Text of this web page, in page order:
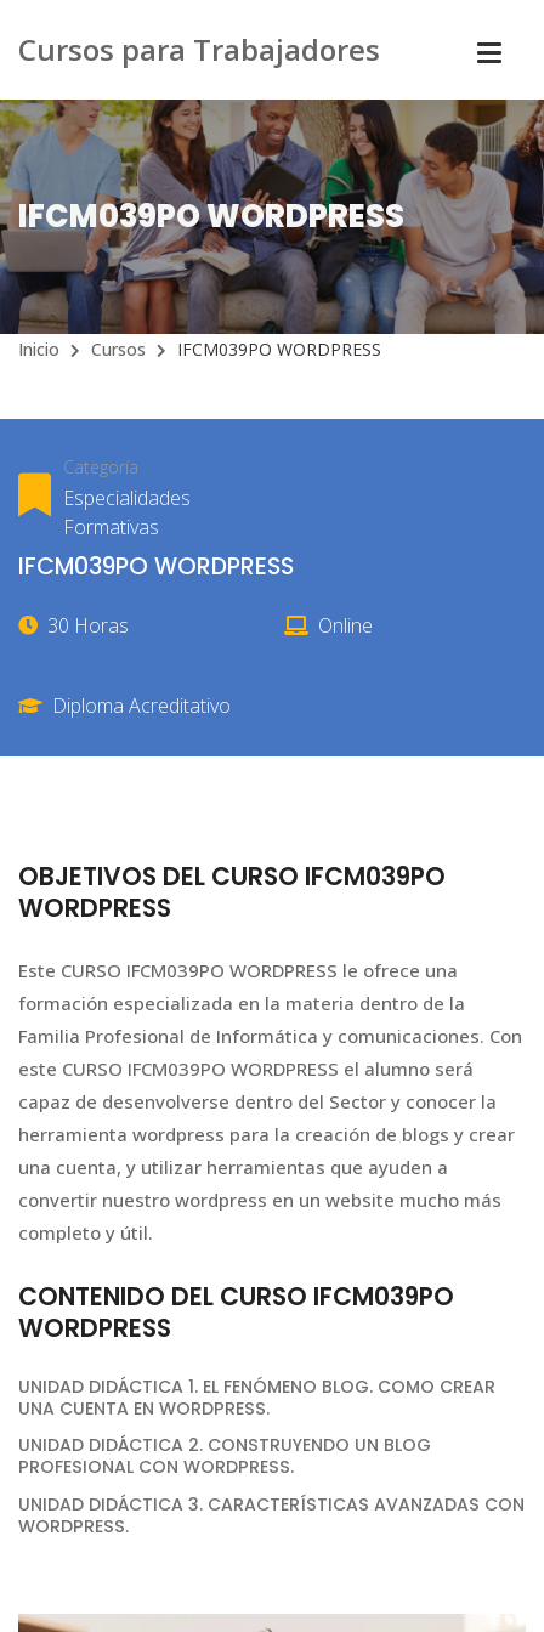
Cursos para Trabajadores
IFCM039PO WORDPRESS
Inicio Cursos IFCM039PO WORDPRESS
Categoría
Especialidades
Formativas
IFCM039PO WORDPRESS
30 Horas Online
Diploma Acreditativo
OBJETIVOS DEL CURSO IFCM039PO
WORDPRESS
Este CURSO IFCM039PO WORDPRESS le ofrece una
formación especializada en la materia dentro de la
Familia Profesional de Informática y comunicaciones. Con
este CURSO IFCM039PO WORDPRESS el alumno será
capaz de desenvolverse dentro del Sector y conocer la
herramienta wordpress para la creación de blogs y crear
una cuenta, y utilizar herramientas que ayuden a
convertir nuestro wordpress en un website mucho más
completo y útil.
CONTENIDO DEL CURSO IFCM039PO
WORDPRESS
UNIDAD DIDÁCTICA 1. EL FENÓMENO BLOG. COMO CREAR
UNA CUENTA EN WORDPRESS.
UNIDAD DIDÁCTICA 2. CONSTRUYENDO UN BLOG
PROFESIONAL CON WORDPRESS.
UNIDAD DIDÁCTICA 3. CARACTERÍSTICAS AVANZADAS CON
WORDPRESS.